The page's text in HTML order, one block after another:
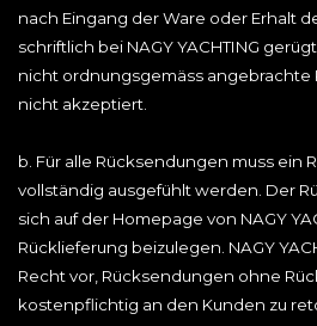
nach Eingang der Ware oder Erhalt
schriftlich bei NAGY YACHTING
nicht ordnungsgemäss
nicht akzeptiert.
b. Für alle Rücksendungen muss ein
vollständig ausgefühlt werden. Der
sich auf der Homepage von NAGY
Rücklieferung beizulegen. NAGY
Recht vor, Rücksendungen ohne
kostenpflichtig an den Kunden zu